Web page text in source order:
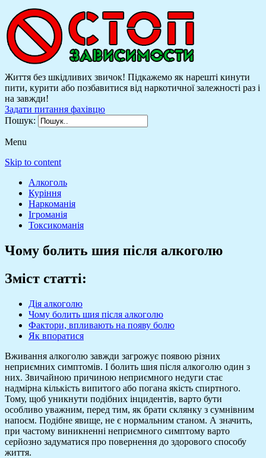
Життя без шкідливих звичок! Підкажемо як нарешті кинути
пити, курити або позбавитися від наркотичної залежності раз і
на завжди!
Задати питання фахівцю
Пошук:
Menu
Skip to content
Алкоголь
Куріння
Наркоманія
Ігроманія
Токсикоманія
Чому болить шия після алкоголю
Зміст статті:
Дія алкоголю
Чому болить шия після алкоголю
Фактори, впливають на появу болю
Як впоратися
Вживання алкоголю завжди загрожує появою різних
неприємних симптомів. І болить шия після алкоголю один з
них. Звичайною причиною неприємного недуги стає
надмірна кількість випитого або погана якість спиртного.
Тому, щоб уникнути подібних інцидентів, варто бути
особливо уважним, перед тим, як брати склянку з сумнівним
напоєм. Подібне явище, не є нормальним станом. А значить,
при частому виникненні неприємного симптому варто
серйозно задуматися про повернення до здорового способу
життя.